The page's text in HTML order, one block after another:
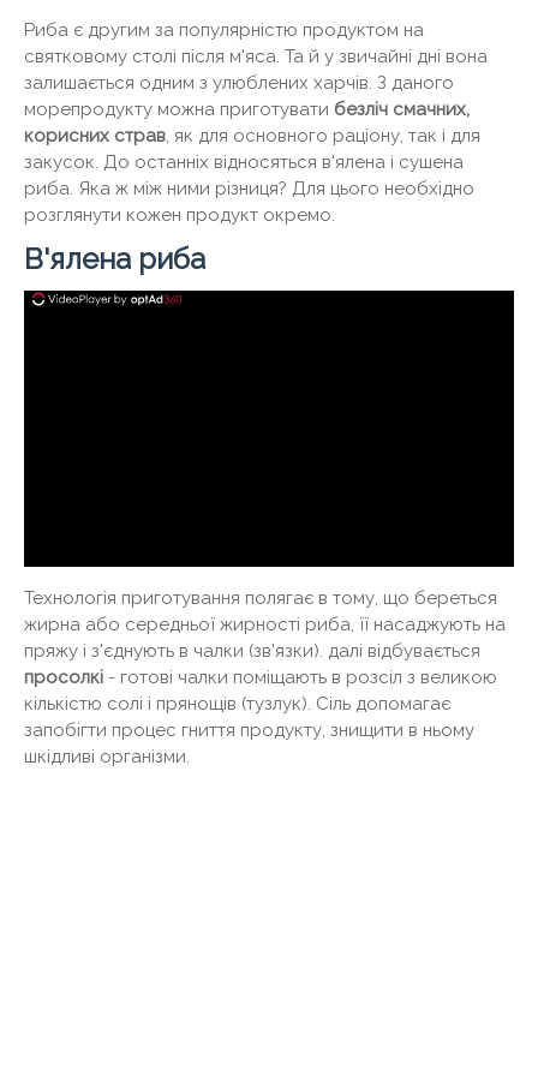
Риба є другим за популярністю продуктом на
святковому столі після м'яса. Та й у звичайні дні вона
залишається одним з улюблених харчів. З даного
морепродукту можна приготувати безліч смачних,
корисних страв, як для основного раціону, так і для
закусок. До останніх відносяться в'ялена і сушена
риба. Яка ж між ними різниця? Для цього необхідно
розглянути кожен продукт окремо.
В'ялена риба
Технологія приготування полягає в тому, що береться
жирна або середньої жирності риба, її насаджують на
пряжу і з'єднують в чалки (зв'язки). далі відбувається
просолкі - готові чалки поміщають в розсіл з великою
кількістю солі і прянощів (тузлук). Сіль допомагає
запобігти процес гниття продукту, знищити в ньому
шкідливі організми.